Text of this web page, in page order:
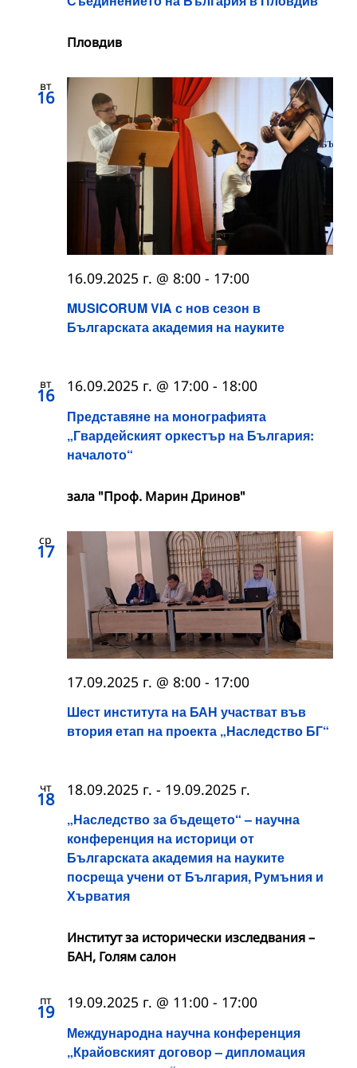
Пловдив
вт
16
MUSICORUM VIA с нов сезон в
Българската академия на науките
16.09.2025 г. @ 8:00 - 17:00
вт
16
Представяне на монографията
„Гвардейският оркестър на България:
началото“
16.09.2025 г. @ 17:00 - 18:00
зала "Проф. Марин Дринов"
ср
17
Шест института на БАН участват във
втория етап на проекта „Наследство БГ“
17.09.2025 г. @ 8:00 - 17:00
чт
18
„Наследство за бъдещето“ – научна
конференция на историци от
Българската академия на науките
посреща учени от България, Румъния и
Хърватия
18.09.2025 г. - 19.09.2025 г.
Институт за исторически изследвания –
БАН, Голям салон
пт
19
Международна научна конференция
„Крайовският договор – дипломация
19.09.2025 г. @ 11:00 - 17:00